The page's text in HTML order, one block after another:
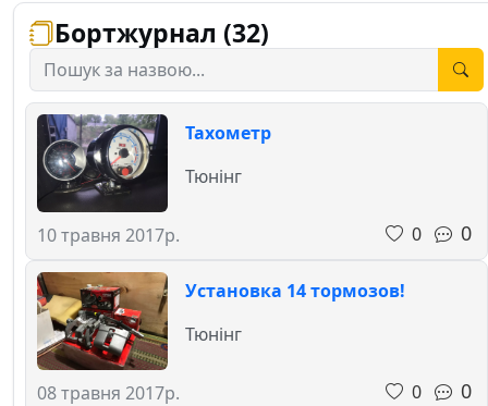
Бортжурнал (32)
Тахометр
10 травня 2017р.
Тюнінг
0 0
Установка 14 тормозов!
08 травня 2017р.
Тюнінг
0 0